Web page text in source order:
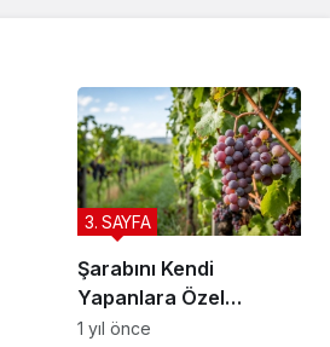
Şarabını Kendi
Yapanlara Özel
Tavsiyeler
3. SAYFA
1 yıl önce